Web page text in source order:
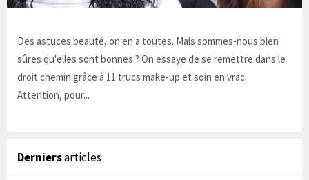
Des astuces beauté, on en a toutes. Mais sommes-nous bien
sûres qu'elles sont bonnes ? On essaye de se remettre dans le
droit chemin grâce à 11 trucs make-up et soin en vrac.
Attention, pour...
Derniersarticles